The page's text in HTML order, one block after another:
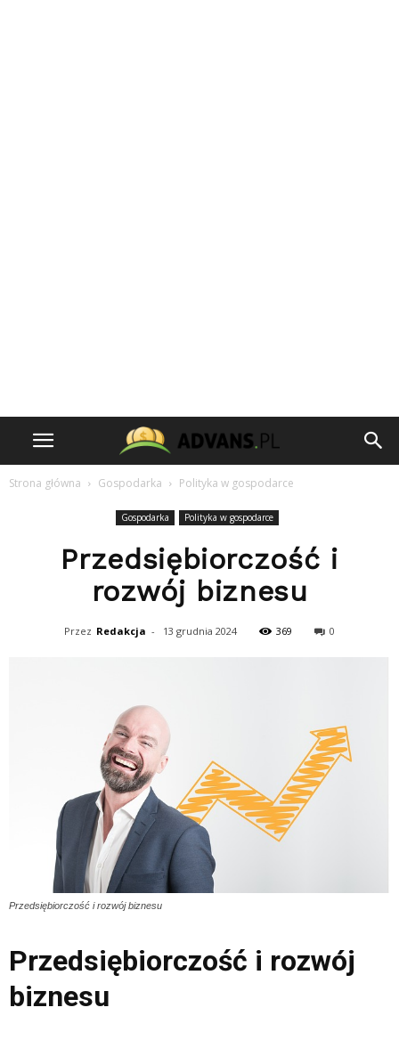
Strona główna Gospodarka Polityka w gospodarce
Gospodarka Polityka w gospodarce
Przedsiębiorczość i
rozwój biznesu
Przez Redakcja - 13 grudnia 2024 369 0
Przedsiębiorczość i rozwój biznesu
Przedsiębiorczość i rozwój
biznesu